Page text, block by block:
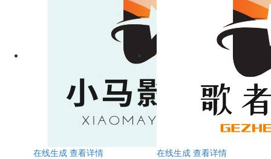
在线生成 查看详情
在线生成 查看详情